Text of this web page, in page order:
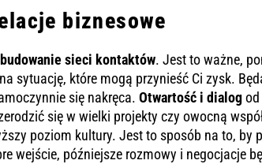
biznesowe
budowanie sieci kontaktów. Jest to ważne,
sytuację, które mogą przynieść Ci zysk.
się nakręca.Otwartość i dialog
się w wielki projekty czy owocną
poziom kultury. Jest to sposób na to, by
wejście, późniejsze rozmowy i negocjacje